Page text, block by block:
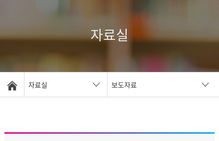
자료실
자료실 보도자료